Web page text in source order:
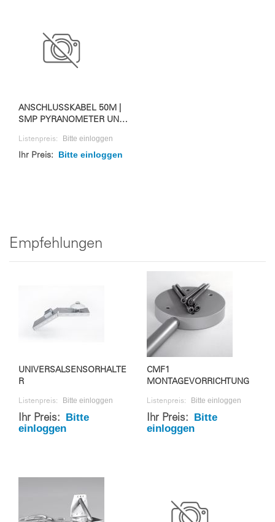
ANSCHLUSSKABEL 50M |
SMP PYRANOMETER UND
Listenpreis: Bitte einloggen
Ihr Preis: Bitte einloggen
Empfehlungen
UNIVERSALSENSORHALTE
R
Listenpreis: Bitte einloggen
Ihr Preis:
Bitte
einloggen
CMF1
MONTAGEVORRICHTUNG
Listenpreis: Bitte einloggen
Ihr Preis:
Bitte
einloggen